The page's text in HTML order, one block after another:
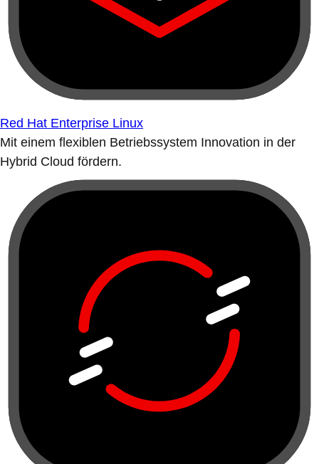
Red Hat Enterprise Linux
Mit einem flexiblen Betriebssystem Innovation in der
Hybrid Cloud fördern.